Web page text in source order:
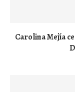
Carolina Mejía